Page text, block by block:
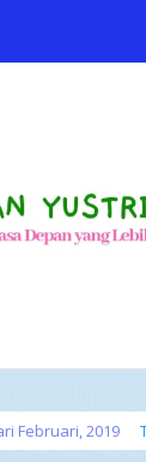
Februari, 2019